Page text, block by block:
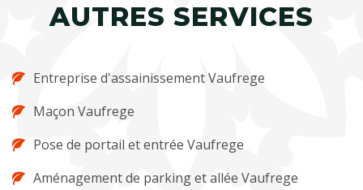
AUTRES SERVICES
Entreprise d'assainissement Vaufrege
Maçon Vaufrege
Pose de portail et entrée Vaufrege
Aménagement de parking et allée Vaufrege